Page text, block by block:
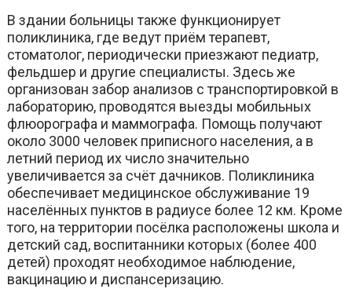
В здании больницы также функционирует
поликлиника, где ведут приём терапевт,
стоматолог, периодически приезжают педиатр,
фельдшер и другие специалисты. Здесь же
организован забор анализов с транспортировкой в
лабораторию, проводятся выезды мобильных
флюорографа и маммографа. Помощь получают
около 3000 человек приписного населения, а в
летний период их число значительно
увеличивается за счёт дачников. Поликлиника
обеспечивает медицинское обслуживание 19
населённых пунктов в радиусе более 12 км. Кроме
того, на территории посёлка расположены школа и
детский сад, воспитанники которых (более 400
детей) проходят необходимое наблюдение,
вакцинацию и диспансеризацию.